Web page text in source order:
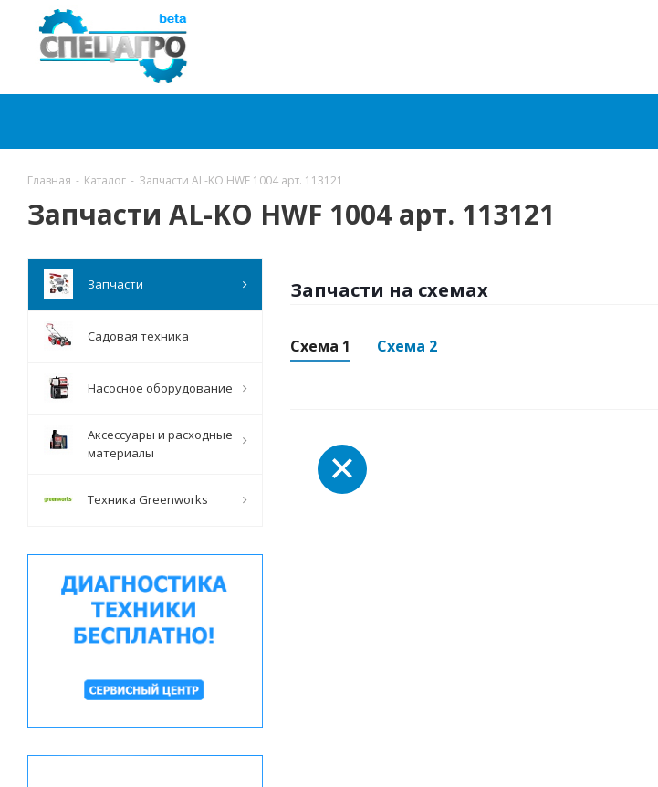
Главная - Каталог - Запчасти AL-KO HWF 1004 арт. 113121
Запчасти AL-KO HWF 1004 арт. 113121
Запчасти на схемах
Схема 1 Схема 2
Запчасти
Садовая техника
Насосное оборудование
Аксессуары и расходные
материалы
Техника Greenworks